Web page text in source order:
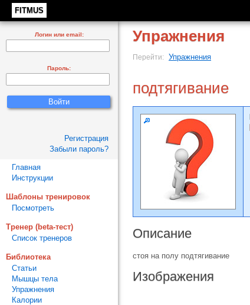
FITMUS
Упражнения
Перейти: Упражнения
подтягивание
Описание
стоя на полу подтягивание
Изображения
Логин или email:
Пароль:
Регистрация
Забыли пароль?
Главная
Инструкции
Шаблоны тренировок
Посмотреть
Тренер (beta-тест)
Список тренеров
Библиотека
Статьи
Мышцы тела
Упражнения
Калории